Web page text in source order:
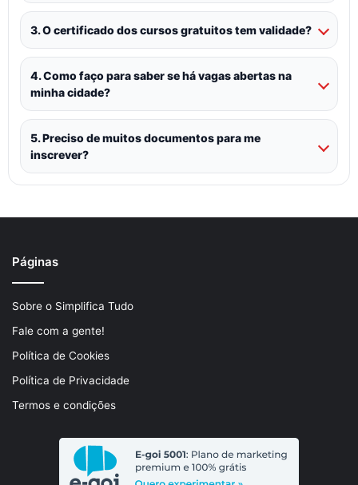
3. O certificado dos cursos gratuitos tem validade?
4. Como faço para saber se há vagas abertas na
minha cidade?
5. Preciso de muitos documentos para me
inscrever?
Páginas
Sobre o Simplifica Tudo
Fale com a gente!
Política de Cookies
Política de Privacidade
Termos e condições